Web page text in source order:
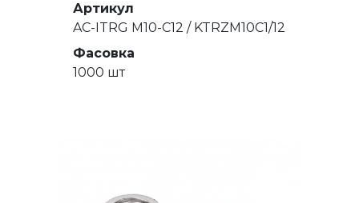
Артикул
AC-ITRG M10-C12 / KTRZM10C1/12
Фасовка
1000 шт